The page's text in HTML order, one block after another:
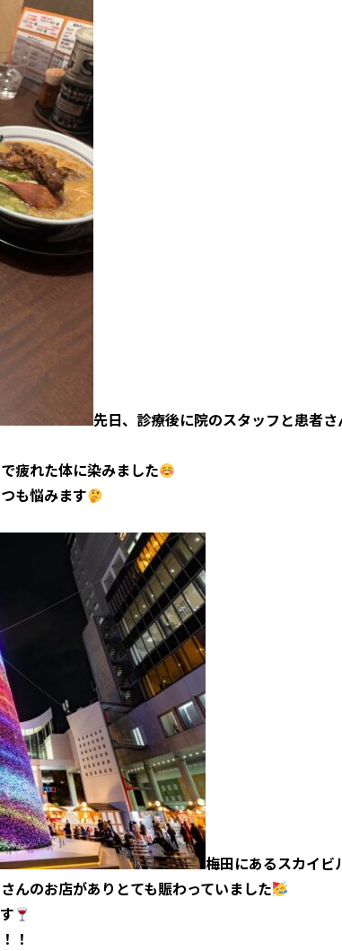
先日、診療後に院のスタッフと患者
疲れた体に染みました
も悩みます
梅田にあるスカイビ
んのお店がありとても賑わっていました
！